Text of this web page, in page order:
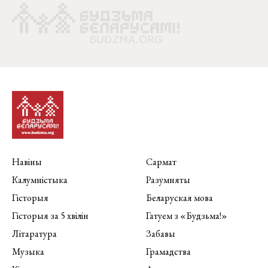
Навіны
Калумністыка
Гісторыя
Гісторыя за 5 хвілін
Літаратура
Музыка
Сармат
Разумняты
Беларуская мова
Гатуем з «Будзьма!»
Забавы
Грамадства